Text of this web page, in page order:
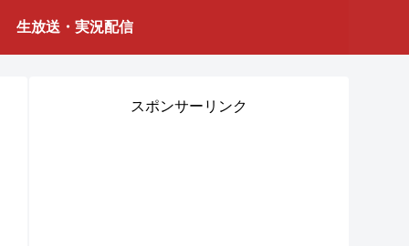
生放送・実況配信
スポンサーリンク